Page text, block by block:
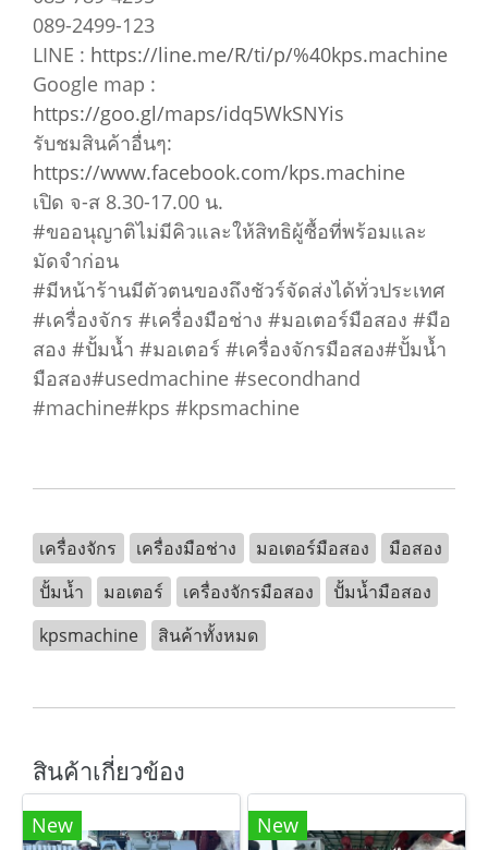
089-2499-123
LINE : https://line.me/R/ti/p/%40kps.machine
Google map :
https://goo.gl/maps/idq5WkSNYis
รับชมสินค้าอื่นๆ:
https://www.facebook.com/kps.machine
เปิด จ-ส 8.30-17.00 น.
#ขออนุญาติไม่มีคิวและให้สิทธิผู้ซื้อที่พร้อมและ
มัดจำก่อน
#มีหน้าร้านมีตัวตนของถึงชัวร์จัดส่งได้ทั่วประเทศ
#เครื่องจักร #เครื่องมือช่าง #มอเตอร์มือสอง #มือ
สอง #ปั้มน้ำ #มอเตอร์ #เครื่องจักรมือสอง#ปั้มน้ำ
มือสอง#usedmachine #secondhand
#machine#kps #kpsmachine
เครื่องจักร เครื่องมือช่าง มอเตอร์มือสอง
มือสอง
ปั้มน้ำ
มอเตอร์ เครื่องจักรมือสอง
ปั้มน้ำมือสอง
kpsmachine
สินค้าทั้งหมด
สินค้าเกี่ยวข้อง
New New